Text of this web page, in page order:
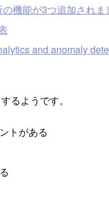
機能が3つ追加され
and anomaly
るようです。
トがある